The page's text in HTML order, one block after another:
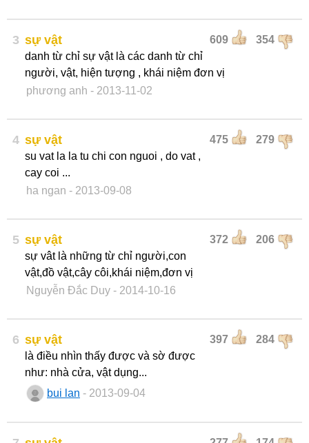
3 609 354
sự vật
danh từ chỉ sự vật là các danh từ chỉ
người, vật, hiện tượng , khái niệm đơn vị
phương anh - 2013-11-02
4 475 279
sự vật
su vat la la tu chi con nguoi , do vat ,
cay coi ...
ha ngan - 2013-09-08
5 372 206
sự vật
sự vât là những từ chỉ người,con
vật,đồ vật,cây côi,khái niệm,đơn vị
Nguyễn Đắc Duy - 2014-10-16
6 397 284
sự vật
là điều nhìn thấy được và sờ được
như: nhà cửa, vật dụng...
bui lan - 2013-09-04